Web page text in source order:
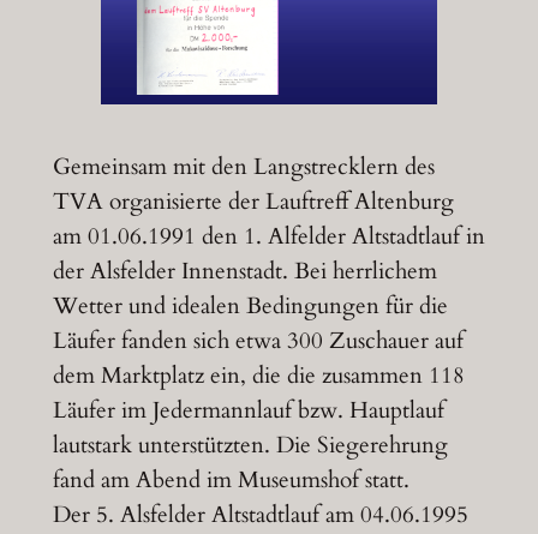
Gemeinsam mit den Langstrecklern des
TVA organisierte der Lauftreff Altenburg
am 01.06.1991 den 1. Alfelder Altstadtlauf in
der Alsfelder Innenstadt. Bei herrlichem
Wetter und idealen Bedingungen für die
Läufer fanden sich etwa 300 Zuschauer auf
dem Marktplatz ein, die die zusammen 118
Läufer im Jedermannlauf bzw. Hauptlauf
lautstark unterstützten. Die Siegerehrung
fand am Abend im Museumshof statt.
Der 5. Alsfelder Altstadtlauf am 04.06.1995